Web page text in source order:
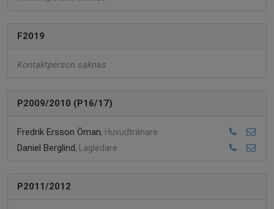
F2019
Kontaktperson saknas
P2009/2010 (P16/17)
Fredrik Ersson Öman, Huvudtränare
Daniel Berglind, Lagledare
P2011/2012